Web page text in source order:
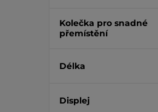
Kolečka pro snadné
přemístění
Délka
Displej